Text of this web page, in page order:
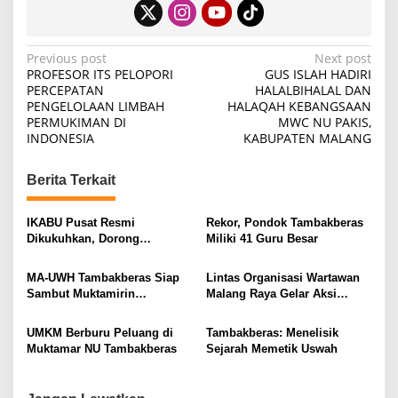
P
o
s
t
a
v
i
a
i
o
Previous post
PROFESOR ITS PELOPORI
PERCEPATAN
PENGELOLAAN LIMBAH
PERMUKIMAN DI
INDONESIA
Next post
GUS ISLAH HADIRI
HALALBIHALAL DAN
HALAQAH KEBANGSAAN
MWC NU PAKIS,
KABUPATEN MALANG
Berita Terkait
IKABU Pusat Resmi
Dikukuhkan, Dorong
Alumni
Rekor, Pondok Tambakberas
Miliki 41 Guru Besar
MA-UWH Tambakberas Siap
Sambut Muktamirin
Lintas Organisasi Wartawan
Malang Raya Gelar Aksi
Ireng”
UMKM Berburu Peluang di
Muktamar NU Tambakberas
Tambakberas: Menelisik
Sejarah Memetik Uswah